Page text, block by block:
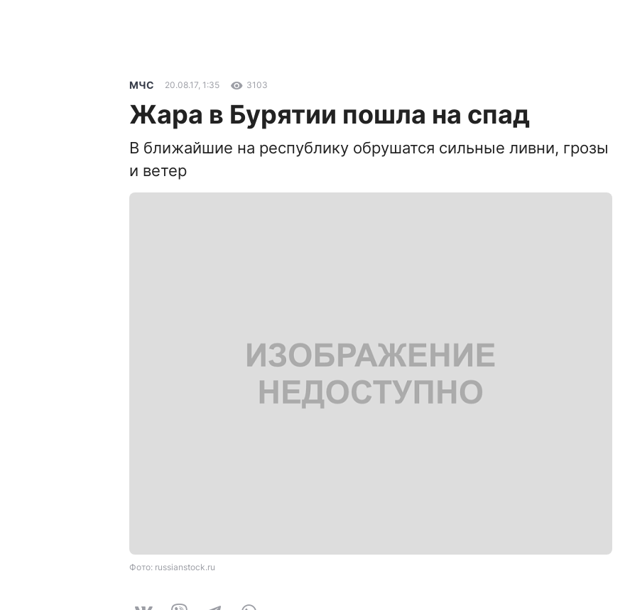
МЧС 20.08.17, 1:35 3103
Жара в Бурятии пошла на спад
В ближайшие на республику обрушатся сильные ливни, грозы
и ветер
Фото: russianstock.ru